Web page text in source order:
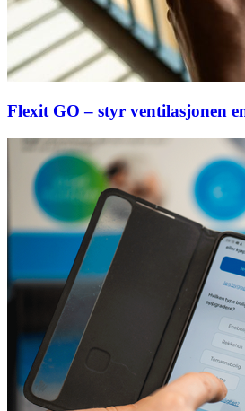
Flexit GO – styr ventilasjonen